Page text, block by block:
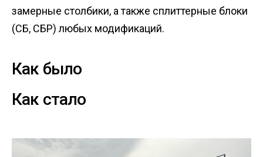
замерные столбики, а также сплиттерные блоки
(СБ, СБР) любых модификаций.
Как было
Как стало